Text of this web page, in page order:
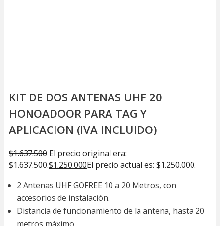
KIT DE DOS ANTENAS UHF 20
HONOADOOR PARA TAG Y
APLICACION (IVA INCLUIDO)
$1.637.500 El precio original era:
$1.637.500.$1.250.000El precio actual es: $1.250.000.
2 Antenas UHF GOFREE 10 a 20 Metros, con
accesorios de instalación.
Distancia de funcionamiento de la antena, hasta 20
metros máximo